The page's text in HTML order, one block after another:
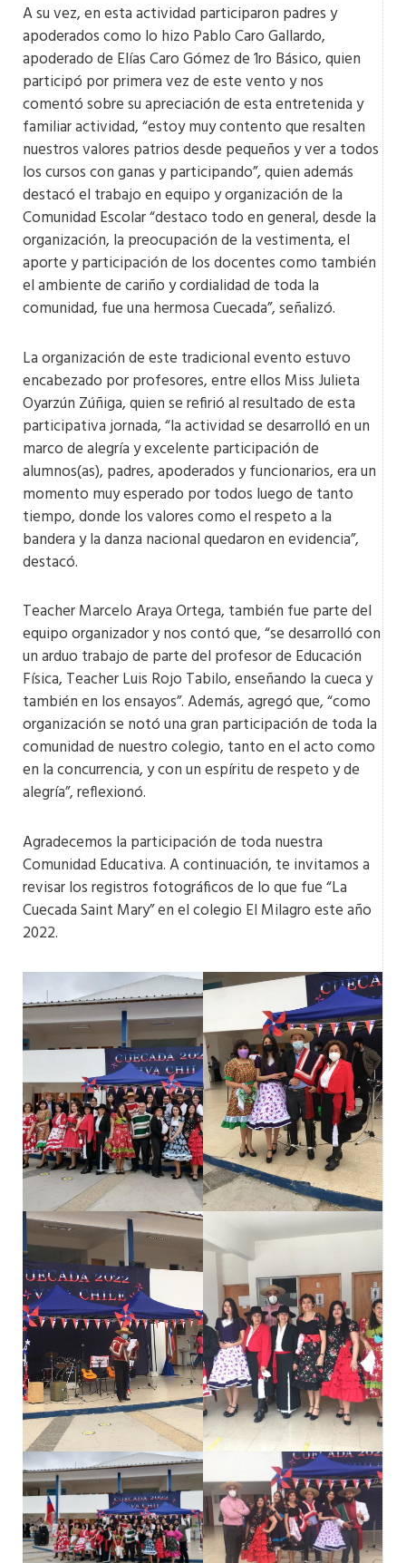
A su vez, en esta actividad participaron padres y
apoderados como lo hizo Pablo Caro Gallardo,
apoderado de Elías Caro Gómez de 1ro Básico, quien
participó por primera vez de este vento y nos
comentó sobre su apreciación de esta entretenida y
familiar actividad, “estoy muy contento que resalten
nuestros valores patrios desde pequeños y ver a todos
los cursos con ganas y participando”, quien además
destacó el trabajo en equipo y organización de la
Comunidad Escolar “destaco todo en general, desde la
organización, la preocupación de la vestimenta, el
aporte y participación de los docentes como también
el ambiente de cariño y cordialidad de toda la
comunidad, fue una hermosa Cuecada”, señalizó.
La organización de este tradicional evento estuvo
encabezado por profesores, entre ellos Miss Julieta
Oyarzún Zúñiga, quien se refirió al resultado de esta
participativa jornada, “la actividad se desarrolló en un
marco de alegría y excelente participación de
alumnos(as), padres, apoderados y funcionarios, era un
momento muy esperado por todos luego de tanto
tiempo, donde los valores como el respeto a la
bandera y la danza nacional quedaron en evidencia”,
destacó.
Teacher Marcelo Araya Ortega, también fue parte del
equipo organizador y nos contó que, “se desarrolló con
un arduo trabajo de parte del profesor de Educación
Física, Teacher Luis Rojo Tabilo, enseñando la cueca y
también en los ensayos”. Además, agregó que, “como
organización se notó una gran participación de toda la
comunidad de nuestro colegio, tanto en el acto como
en la concurrencia, y con un espíritu de respeto y de
alegría”, reflexionó.
Agradecemos la participación de toda nuestra
Comunidad Educativa. A continuación, te invitamos a
revisar los registros fotográficos de lo que fue “La
Cuecada Saint Mary” en el colegio El Milagro este año
2022.